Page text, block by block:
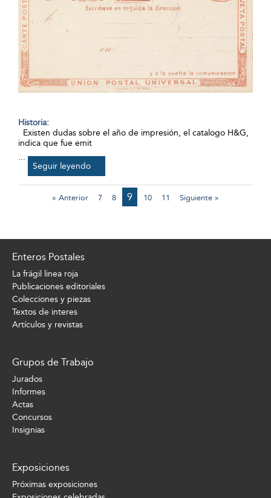
Historia:
Existen dudas sobre el año de impresión, el catalogo H&G,
indica que fue emit
...
Seguir leyendo
« Anterior 7 8 9 10 11 Siguiente »
Enteros Postales
La frágil linea roja
Publicaciones editoriales
Colecciones y piezas
Textos de interes
Artículos y revistas
Grupos de Trabajo
Jurados
Informes
Actas
Concursos
Insignias
Exposiciones
Próximas exposiciones